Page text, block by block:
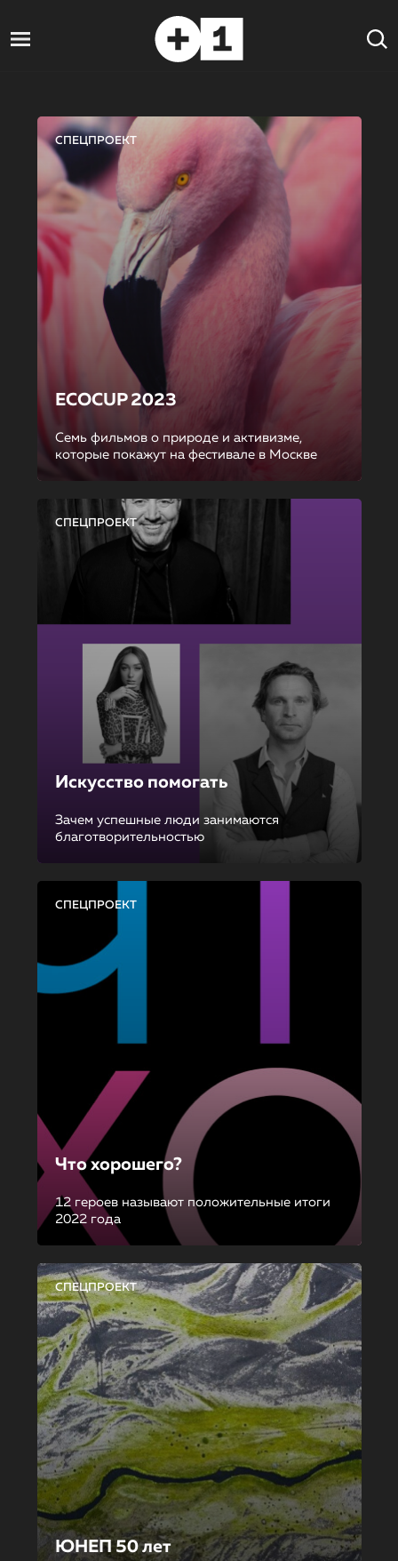
СПЕЦПРОЕКТ
ECOCUP 2023
Семь фильмов о природе и активизме,
которые покажут на фестивале в Москве
СПЕЦПРОЕКТ
Искусство помогать
Зачем успешные люди занимаются
благотворительностью
СПЕЦПРОЕКТ
Что хорошего?
12 героев называют положительные итоги
2022 года
СПЕЦПРОЕКТ
ЮНЕП 50 лет